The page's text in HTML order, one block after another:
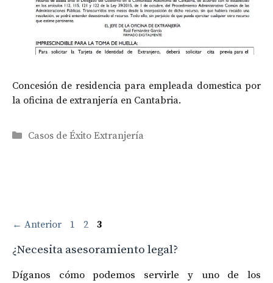
Concesión de residencia para empleada domestica por
la oficina de extranjería en Cantabria.
Categorías
Casos de Éxito Extranjería
Navegación
entradas
← Anterior Página
1 Página
2 Página
3
¿Necesita asesoramiento legal?
Díganos cómo podemos servirle y uno de los